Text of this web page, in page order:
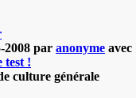
2008 par anonyme avec
test !
culture générale